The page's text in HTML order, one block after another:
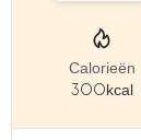
Calorieën
300kcal